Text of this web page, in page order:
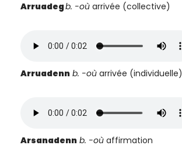
Arruadegb. -où arrivée (collective)
Arruadenn b. -où arrivée (individuelle)
Arsanadenn b. -où affirmation